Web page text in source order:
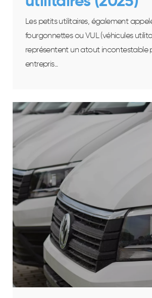
Les petits utilitaires, également
fourgonnettes ou VUL (véhicules
représentent un atout incontestable
entrepris...